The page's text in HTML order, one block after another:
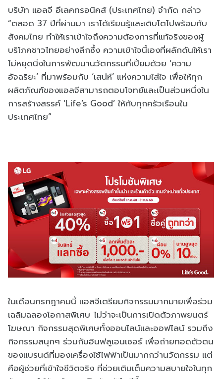
บริษัท แอลจี อีเลคทรอนิคส์ (ประเทศไทย) จำกัด กล่าว
“ตลอด 37 ปีที่ผ่านมา เราได้เรียนรู้และเติบโตไปพร้อมกับ
สังคมไทย ทำให้เราเข้าใจถึงความต้องการที่แท้จริงของผู้
บริโภคชาวไทยอย่างลึกซึ้ง ความเข้าใจนี้เองที่ผลักดันให้เรา
ไม่หยุดนิ่งในการพัฒนานวัตกรรมที่เปี่ยมด้วย ‘ความ
อัจฉริยะ’ ที่มาพร้อมกับ ‘เสน่ห์’ แห่งความใส่ใจ เพื่อให้ทุก
ผลิตภัณฑ์ของแอลจีสามารถตอบโจทย์และเป็นส่วนหนึ่งใน
การสร้างสรรค์ ‘Life’s Good’ ให้กับทุกครัวเรือนใน
ประเทศไทย”
ในเดือนกรกฎาคมนี้ แอลจีเตรียมกิจกรรมมากมายเพื่อร่วม
เฉลิมฉลองโอกาสพิเศษ ไม่ว่าจะเป็นการเปิดตัวภาพยนตร์
โฆษณา กิจกรรมสุดพิเศษทั้งออนไลน์และออฟไลน์ รวมถึง
กิจกรรมสนุกๆ ร่วมกับอินฟลูเอนเซอร์ เพื่อถ่ายทอดตัวตน
ของแบรนด์ที่มองเครื่องใช้ไฟฟ้าเป็นมากกว่านวัตกรรม แต่
คือผู้ช่วยที่เข้าใจชีวิตจริง ที่ช่วยเติมเต็มความสบายใจในทุก